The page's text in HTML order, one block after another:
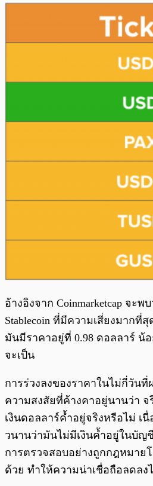
อ้างอิงจาก Coinmarketcap จะพ
Stablecoin ที่มีความเสี่ยงมาก
มันมีราคาอยู่ที่ 0.98 ดอลลาร์ น้
จะเป็น
การร่วงลงของราคาในไม่กี่วันที่
ความสงสัยที่ค้างคาอยู่นานว่า จ
เงินดอลลาร์ค้ำอยู่จริงหรือไม่ เ
วนานว่ามันไม่มีเงินค้ำอยู่ในบัญ
การตรวจสอบอย่างถูกกฎหมา
ด้วย ทำให้ความน่าเชื่อถือลดลง